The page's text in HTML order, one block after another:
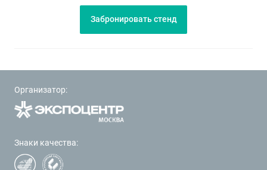
Забронировать стенд
Организатор:
Знаки качества: